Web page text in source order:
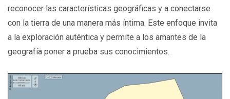
reconocer las características geográficas y a conectarse
con la tierra de una manera más íntima. Este enfoque invita
a la exploración auténtica y permite a los amantes de la
geografía poner a prueba sus conocimientos.